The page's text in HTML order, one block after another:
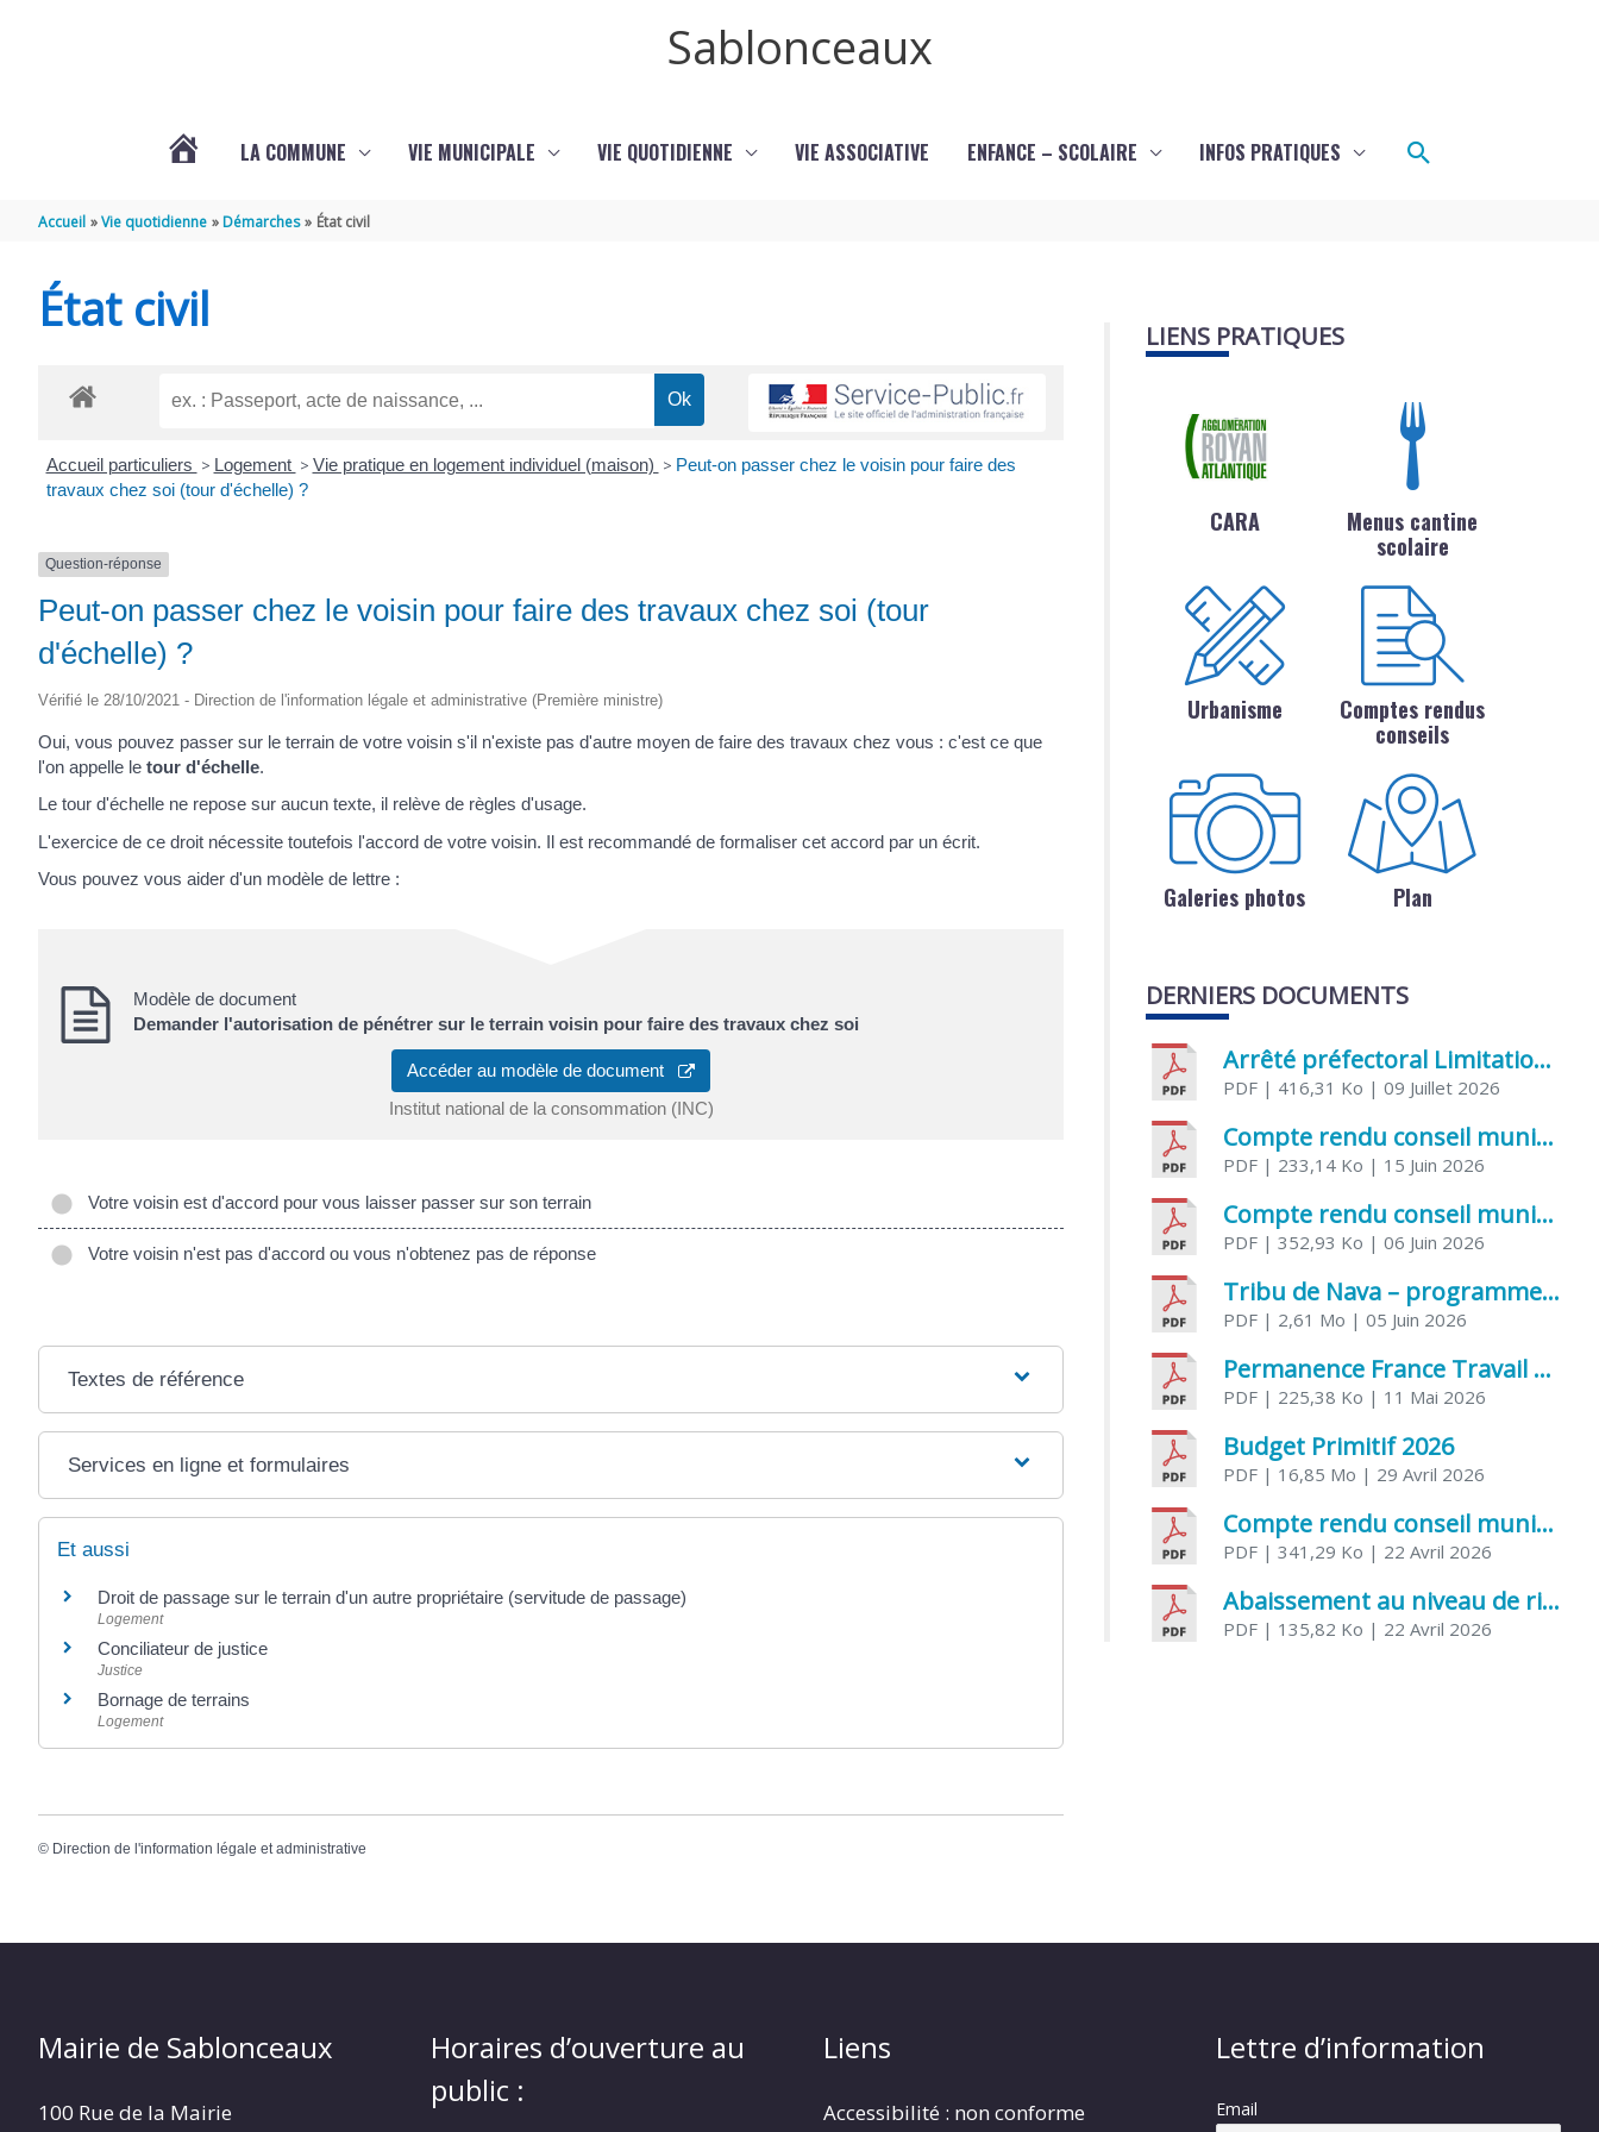
Sablonceaux
LA COMMUNE VIE MUNICIPALE VIE QUOTIDIENNE VIE ASSOCIATIVE ENFANCE – SCOLAIRE INFOS PRATIQUES Rechercher
Accueil Vie quotidienne Démarches État civil
État civil
Accueil particuliers > Logement > Vie pratique en logement individuel (maison) > Peut-on passer chez le voisin pour faire des
travaux chez soi (tour d'échelle) ?
Question-réponse
Peut-on passer chez le voisin pour faire des travaux chez soi (tour
d'échelle) ?
Vérifié le 28/10/2021 - Direction de l'information légale et administrative (Première ministre)
Oui, vous pouvez passer sur le terrain de votre voisin s'il n'existe pas d'autre moyen de faire des travaux chez vous : c'est ce que
l'on appelle le tour d'échelle.
Le tour d'échelle ne repose sur aucun texte, il relève de règles d'usage.
L'exercice de ce droit nécessite toutefois l'accord de votre voisin. Il est recommandé de formaliser cet accord par un écrit.
Vous pouvez vous aider d'un modèle de lettre :
Modèle de document
Demander l'autorisation de pénétrer sur le terrain voisin pour faire des travaux chez soi
Accéder au modèle de document
Institut national de la consommation (INC)
Votre voisin est d'accord pour vous laisser passer sur son terrain
Votre voisin n'est pas d'accord ou vous n'obtenez pas de réponse
Textes de référence
Services en ligne et formulaires
Et aussi
Droit de passage sur le terrain d'un autre propriétaire (servitude de passage)
Logement
Conciliateur de justice
Justice
Bornage de terrains
Logement
© Direction de l'information légale et administrative
LIENS PRATIQUES
CARA
Menus cantine
scolaire
Urbanisme
Comptes rendus
conseils
Galeries photos Plan
DERNIERS DOCUMENTS
Arrêté préfectoral Limitation provisoire des usages de l’eau
PDF | 416,31 Ko | 09 Juillet 2026
Compte rendu conseil municipal 5 juin 2026 sénatoriale
PDF | 233,14 Ko | 15 Juin 2026
Compte rendu conseil municipal – 21 avril 2026
PDF | 352,93 Ko | 06 Juin 2026
Tribu de Nava – programme et inscriptions été 2026
PDF | 2,61 Mo | 05 Juin 2026
Permanence France Travail au CCAS de Saujon Juin 2026
PDF | 225,38 Ko | 11 Mai 2026
Budget Primitif 2026
PDF | 16,85 Mo | 29 Avril 2026
Compte rendu conseil municipal – 7 avril 2026
PDF | 341,29 Ko | 22 Avril 2026
Abaissement au niveau de risque modéré de l’Influenza aviaire
PDF | 135,82 Ko | 22 Avril 2026
Mairie de Sablonceaux
100 Rue de la Mairie
Horaires d’ouverture au
public :
Liens
Accessibilité : non conforme
Lettre d’information
Email